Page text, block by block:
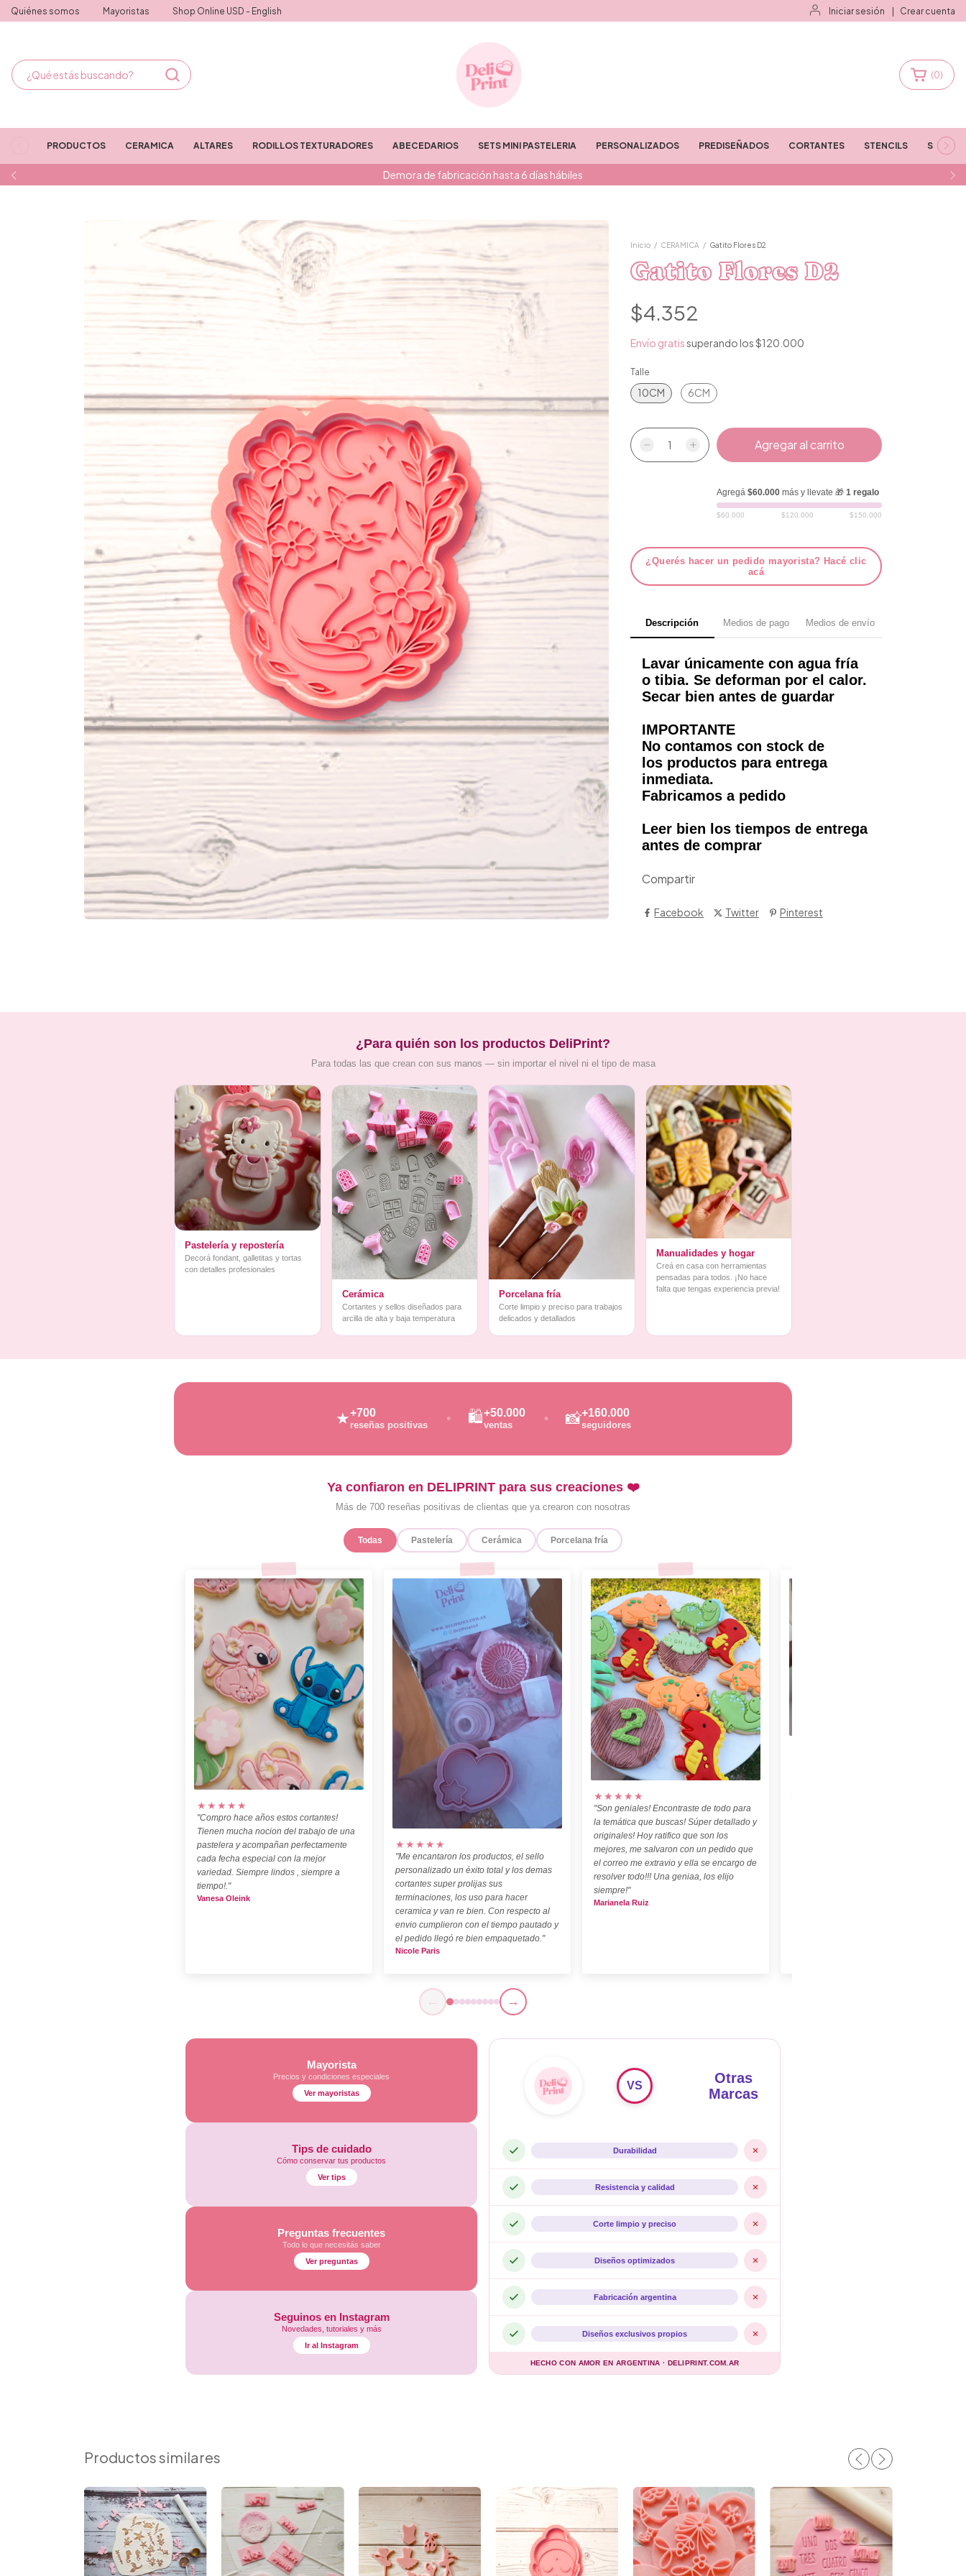
Quiénes somos Mayoristas Shop Online USD - English Iniciar sesión Crear cuenta
Demora de fabricación hasta 6 días hábiles
(0)
PRODUCTOS CERAMICA ALTARES RODILLOS TEXTURADORES ABECEDARIOS SETS MINI PASTELERIA PERSONALIZADOS PREDISEÑADOS CORTANTES STENCILS STAMPS
Inicio / CERAMICA / Gatito Flores D2
Gatito Flores D2
$4.352
Envío gratissuperando los$120.000
Talle
10CM 6CM
Agregá $60.000 más y llevate 🎁 1 regalo
$60.000 $120.000 $150.000
¿Querés hacer un pedido mayorista? Hacé clic
acá
Descripción Medios de pago Medios de envío
Lavar únicamente con agua fría
o tibia. Se deforman por el calor.
Secar bien antes de guardar
IMPORTANTE
No contamos con stock de
los productos para entrega
inmediata.
Fabricamos a pedido
Leer bien los tiempos de entrega
antes de comprar
Compartir
Facebook Twitter Pinterest
¿Para quién son los productos DeliPrint?
Para todas las que crean con sus manos — sin importar el nivel ni el tipo de masa
Pastelería y repostería
Decorá fondant, galletitas y tortas
con detalles profesionales
Cerámica
Cortantes y sellos diseñados para
arcilla de alta y baja temperatura
Porcelana fría
Corte limpio y preciso para trabajos
delicados y detallados
Manualidades y hogar
Creá en casa con herramientas
pensadas para todos. ¡No hace
falta que tengas experiencia previa!
★+700
reseñas positivas 🛍️+50.000
ventas 📸+160.000
seguidores
Ya confiaron en DELIPRINT para sus creaciones ❤️
Más de 700 reseñas positivas de clientas que ya crearon con nosotras
Todas Pastelería Cerámica Porcelana fría
★★★★★
"Compro hace años estos cortantes!
Tienen mucha nocion del trabajo de una
pastelera y acompañan perfectamente
cada fecha especial con la mejor
variedad. Siempre lindos , siempre a
tiempo!."
Vanesa Oleink
★★★★★
"Me encantaron los productos, el sello
personalizado un éxito total y los demas
cortantes super prolijas sus
terminaciones, los uso para hacer
ceramica y van re bien. Con respecto al
envio cumplieron con el tiempo pautado y
el pedido llegó re bien empaquetado."
Nicole Paris
★★★★★
"Son geniales! Encontraste de todo para
la temática que buscas! Súper detallado y
originales! Hoy ratifico que son los
mejores, me salvaron con un pedido que
el correo me extravio y ella se encargo de
resolver todo!!! Una geniaa, los elijo
siempre!"
Marianela Ruiz
← →
Mayorista
Precios y condiciones especiales
Ver mayoristas
Tips de cuidado
Cómo conservar tus productos
Ver tips
Preguntas frecuentes
Todo lo que necesitás saber
Ver preguntas
Seguinos en Instagram
Novedades, tutoriales y más
Ir al Instagram
Otras
Marcas
VS
Durabilidad
Resistencia y calidad
Corte limpio y preciso
Diseños optimizados
Fabricación argentina
Diseños exclusivos propios
HECHO CON AMOR EN ARGENTINA · DELIPRINT.COM.AR
Productos similares